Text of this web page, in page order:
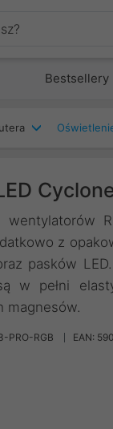
Bestsellery
z
pasków
w pełni
magnesów.
PRO-RGB EAN: